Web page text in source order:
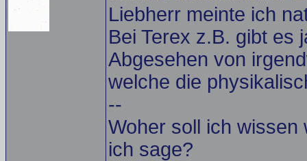
Liebherr meinte ich
Bei Terex z.B. gibt es
Abgesehen von
welche die
--
Woher soll ich
ich sage?